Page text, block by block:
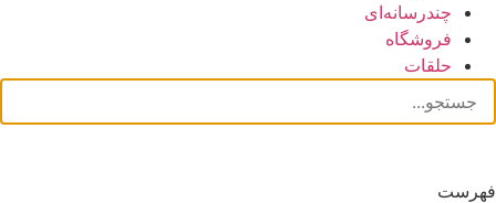
چندرسانه‌ای
فروشگاه
حلقات
فهرست